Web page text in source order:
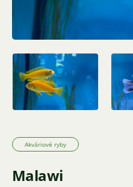
Akváriové ryby
Malawi